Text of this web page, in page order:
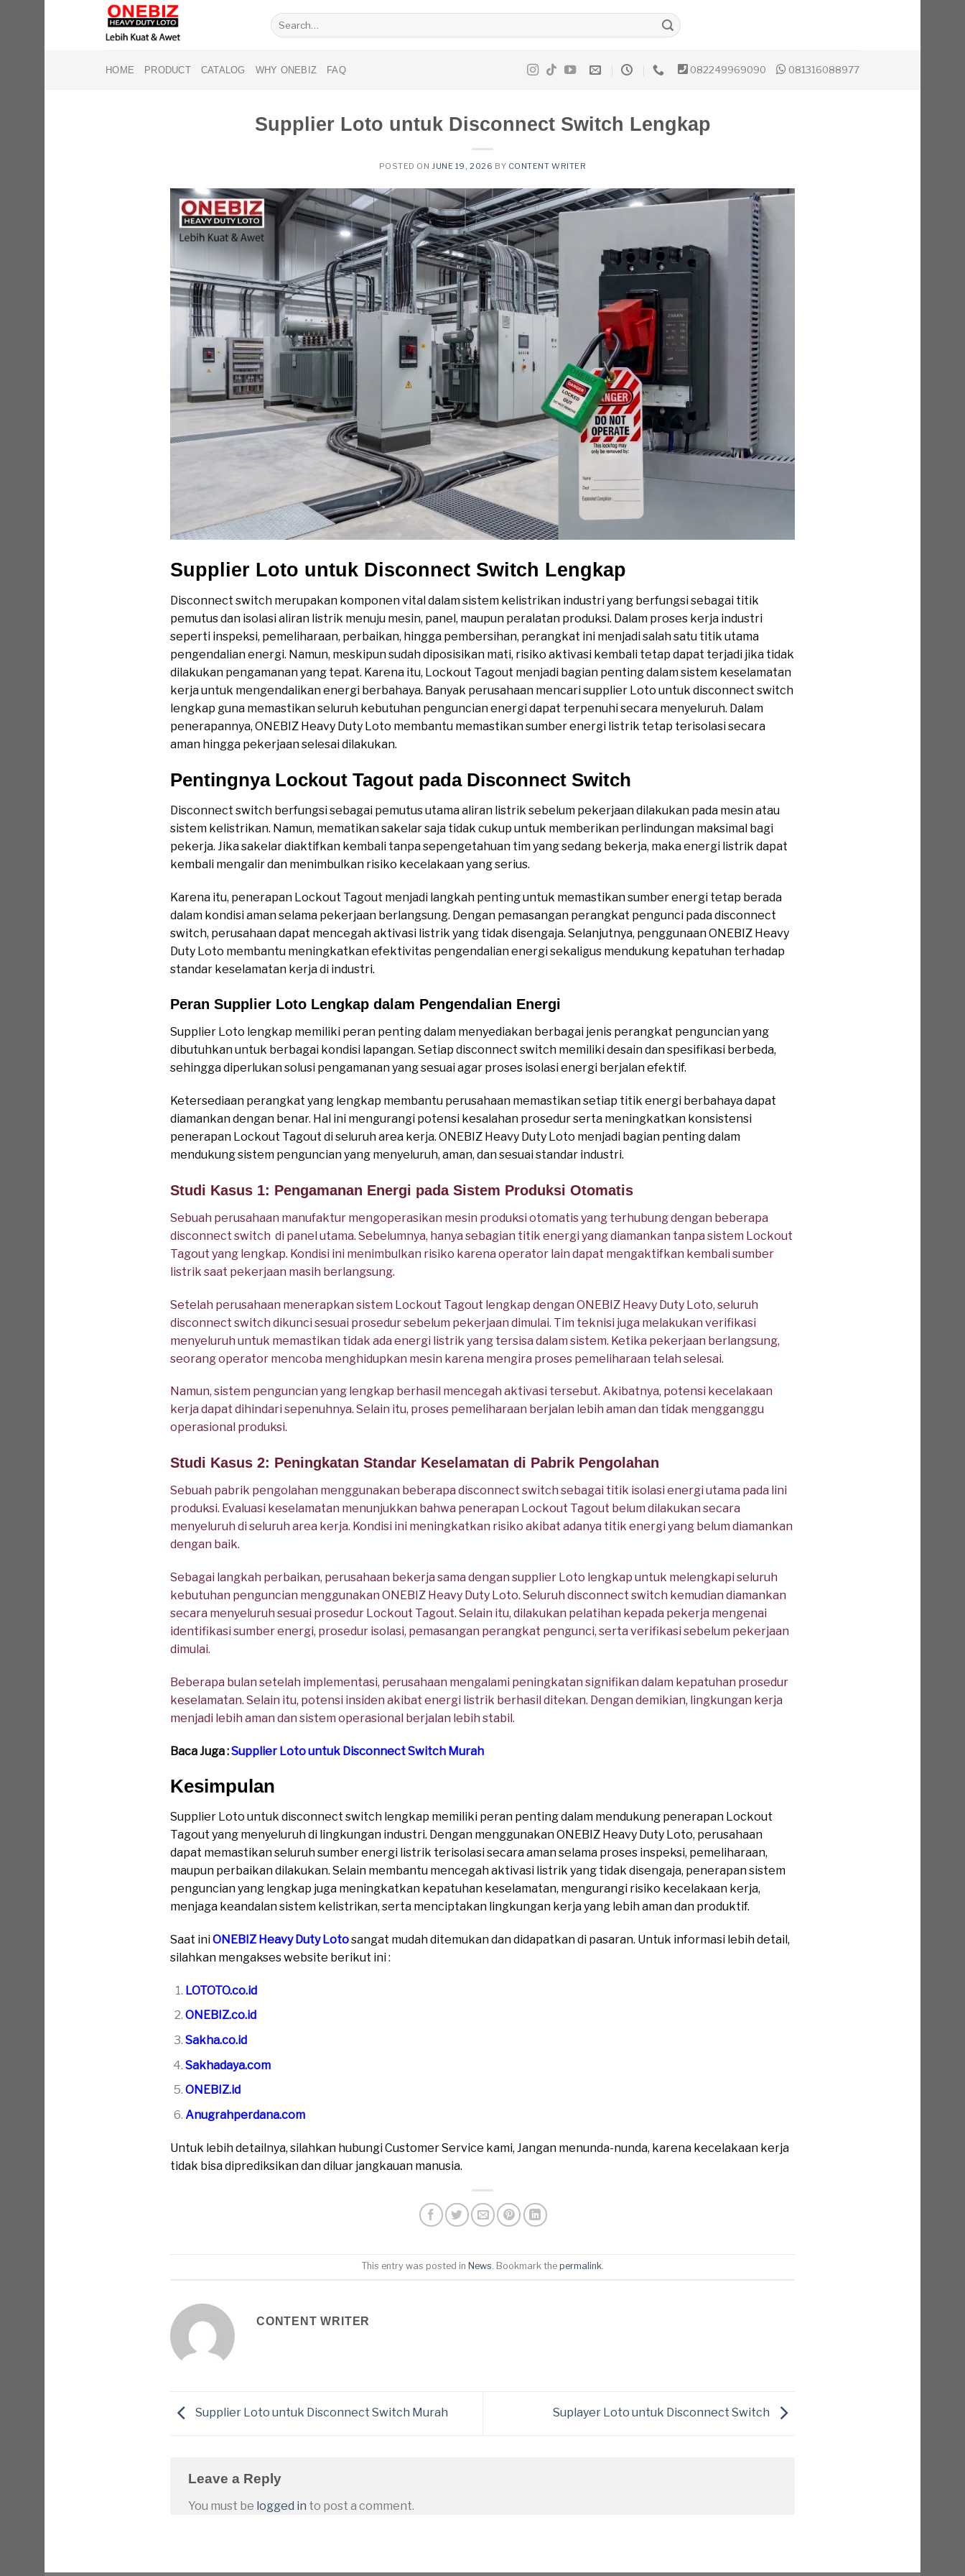
Search
for:
HOME PRODUCT CATALOG WHY ONEBIZ FAQ 082249969090 081316088977
Supplier Loto untuk Disconnect Switch Lengkap
POSTED ON JUNE 19, 2026 BY CONTENT WRITER
Supplier Loto untuk Disconnect Switch Lengkap
Disconnect switch merupakan komponen vital dalam sistem kelistrikan industri yang berfungsi sebagai titik
pemutus dan isolasi aliran listrik menuju mesin, panel, maupun peralatan produksi. Dalam proses kerja industri
seperti inspeksi, pemeliharaan, perbaikan, hingga pembersihan, perangkat ini menjadi salah satu titik utama
pengendalian energi. Namun, meskipun sudah diposisikan mati, risiko aktivasi kembali tetap dapat terjadi jika tidak
dilakukan pengamanan yang tepat. Karena itu, Lockout Tagout menjadi bagian penting dalam sistem keselamatan
kerja untuk mengendalikan energi berbahaya. Banyak perusahaan mencari supplier Loto untuk disconnect switch
lengkap guna memastikan seluruh kebutuhan penguncian energi dapat terpenuhi secara menyeluruh. Dalam
penerapannya, ONEBIZ Heavy Duty Loto membantu memastikan sumber energi listrik tetap terisolasi secara
aman hingga pekerjaan selesai dilakukan.
Pentingnya Lockout Tagout pada Disconnect Switch
Disconnect switch berfungsi sebagai pemutus utama aliran listrik sebelum pekerjaan dilakukan pada mesin atau
sistem kelistrikan. Namun, mematikan sakelar saja tidak cukup untuk memberikan perlindungan maksimal bagi
pekerja. Jika sakelar diaktifkan kembali tanpa sepengetahuan tim yang sedang bekerja, maka energi listrik dapat
kembali mengalir dan menimbulkan risiko kecelakaan yang serius.
Karena itu, penerapan Lockout Tagout menjadi langkah penting untuk memastikan sumber energi tetap berada
dalam kondisi aman selama pekerjaan berlangsung. Dengan pemasangan perangkat pengunci pada disconnect
switch, perusahaan dapat mencegah aktivasi listrik yang tidak disengaja. Selanjutnya, penggunaan ONEBIZ Heavy
Duty Loto membantu meningkatkan efektivitas pengendalian energi sekaligus mendukung kepatuhan terhadap
standar keselamatan kerja di industri.
Peran Supplier Loto Lengkap dalam Pengendalian Energi
Supplier Loto lengkap memiliki peran penting dalam menyediakan berbagai jenis perangkat penguncian yang
dibutuhkan untuk berbagai kondisi lapangan. Setiap disconnect switch memiliki desain dan spesifikasi berbeda,
sehingga diperlukan solusi pengamanan yang sesuai agar proses isolasi energi berjalan efektif.
Ketersediaan perangkat yang lengkap membantu perusahaan memastikan setiap titik energi berbahaya dapat
diamankan dengan benar. Hal ini mengurangi potensi kesalahan prosedur serta meningkatkan konsistensi
penerapan Lockout Tagout di seluruh area kerja. ONEBIZ Heavy Duty Loto menjadi bagian penting dalam
mendukung sistem penguncian yang menyeluruh, aman, dan sesuai standar industri.
Studi Kasus 1: Pengamanan Energi pada Sistem Produksi Otomatis
Sebuah perusahaan manufaktur mengoperasikan mesin produksi otomatis yang terhubung dengan beberapa
disconnect switch di panel utama. Sebelumnya, hanya sebagian titik energi yang diamankan tanpa sistem Lockout
Tagout yang lengkap. Kondisi ini menimbulkan risiko karena operator lain dapat mengaktifkan kembali sumber
listrik saat pekerjaan masih berlangsung.
Setelah perusahaan menerapkan sistem Lockout Tagout lengkap dengan ONEBIZ Heavy Duty Loto, seluruh
disconnect switch dikunci sesuai prosedur sebelum pekerjaan dimulai. Tim teknisi juga melakukan verifikasi
menyeluruh untuk memastikan tidak ada energi listrik yang tersisa dalam sistem. Ketika pekerjaan berlangsung,
seorang operator mencoba menghidupkan mesin karena mengira proses pemeliharaan telah selesai.
Namun, sistem penguncian yang lengkap berhasil mencegah aktivasi tersebut. Akibatnya, potensi kecelakaan
kerja dapat dihindari sepenuhnya. Selain itu, proses pemeliharaan berjalan lebih aman dan tidak mengganggu
operasional produksi.
Studi Kasus 2: Peningkatan Standar Keselamatan di Pabrik Pengolahan
Sebuah pabrik pengolahan menggunakan beberapa disconnect switch sebagai titik isolasi energi utama pada lini
produksi. Evaluasi keselamatan menunjukkan bahwa penerapan Lockout Tagout belum dilakukan secara
menyeluruh di seluruh area kerja. Kondisi ini meningkatkan risiko akibat adanya titik energi yang belum diamankan
dengan baik.
Sebagai langkah perbaikan, perusahaan bekerja sama dengan supplier Loto lengkap untuk melengkapi seluruh
kebutuhan penguncian menggunakan ONEBIZ Heavy Duty Loto. Seluruh disconnect switch kemudian diamankan
secara menyeluruh sesuai prosedur Lockout Tagout. Selain itu, dilakukan pelatihan kepada pekerja mengenai
identifikasi sumber energi, prosedur isolasi, pemasangan perangkat pengunci, serta verifikasi sebelum pekerjaan
dimulai.
Beberapa bulan setelah implementasi, perusahaan mengalami peningkatan signifikan dalam kepatuhan prosedur
keselamatan. Selain itu, potensi insiden akibat energi listrik berhasil ditekan. Dengan demikian, lingkungan kerja
menjadi lebih aman dan sistem operasional berjalan lebih stabil.
Baca Juga :Supplier Loto untuk Disconnect Switch Murah
Kesimpulan
Supplier Loto untuk disconnect switch lengkap memiliki peran penting dalam mendukung penerapan Lockout
Tagout yang menyeluruh di lingkungan industri. Dengan menggunakan ONEBIZ Heavy Duty Loto, perusahaan
dapat memastikan seluruh sumber energi listrik terisolasi secara aman selama proses inspeksi, pemeliharaan,
maupun perbaikan dilakukan. Selain membantu mencegah aktivasi listrik yang tidak disengaja, penerapan sistem
penguncian yang lengkap juga meningkatkan kepatuhan keselamatan, mengurangi risiko kecelakaan kerja,
menjaga keandalan sistem kelistrikan, serta menciptakan lingkungan kerja yang lebih aman dan produktif.
Saat iniONEBIZ Heavy Duty Lotosangat mudah ditemukan dan didapatkan di pasaran. Untuk informasi lebih detail,
silahkan mengakses website berikut ini :
LOTOTO.co.id
ONEBIZ.co.id
Sakha.co.id
Sakhadaya.com
ONEBIZ.id
Anugrahperdana.com
Untuk lebih detailnya, silahkan hubungi Customer Service kami, Jangan menunda-nunda, karena kecelakaan kerja
tidak bisa diprediksikan dan diluar jangkauan manusia.
This entry was posted in News . Bookmark the permalink
CONTENT WRITER
Supplier Loto untuk Disconnect Switch Murah Suplayer Loto untuk Disconnect Switch
Leave a Reply
You must be logged in to post a comment.